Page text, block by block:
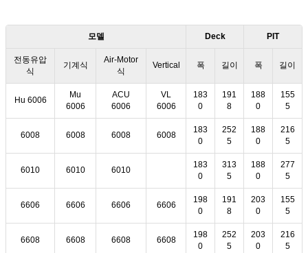
모델 Deck PIT
전동유압
식
기계식
Air-Motor
식
Vertical 폭 길이 폭 길이
Hu 6006
Mu
6006
ACU
6006
VL
6006
183
0
191
8
188
0
155
5
6008 6008 6008 6008
183
0
252
5
188
0
216
5
6010 6010 6010
183
0
313
5
188
0
277
5
6606 6606 6606 6606
198
0
191
8
203
0
155
5
6608 6608 6608 6608
198
0
252
5
203
0
216
5